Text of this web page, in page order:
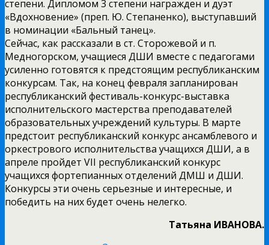
степени. Дипломом 3 степени награжден и дуэт
«Вдохновение» (преп. Ю. Степаненко), выступавший
в номинации «Бальный танец».
Сейчас, как рассказали в ст. Сторожевой и п.
Медногорском, учащиеся ДШИ вместе с педагогами
усиленно готовятся к предстоящим республиканским
конкурсам. Так, на конец февраля запланирован
республиканский фестиваль-конкурс-выставка
исполнительского мастерства преподавателей
образовательных учреждений культуры. В марте
предстоит республиканский конкурс ансамблевого и
оркестрового исполнительства учащихся ДШИ, а в
апреле пройдет VII республиканский конкурс
учащихся фортепианных отделений ДМШ и ДШИ.
Конкурсы эти очень серьезные и интересные, и
победить на них будет очень нелегко.
Татьяна ИВАНОВА.